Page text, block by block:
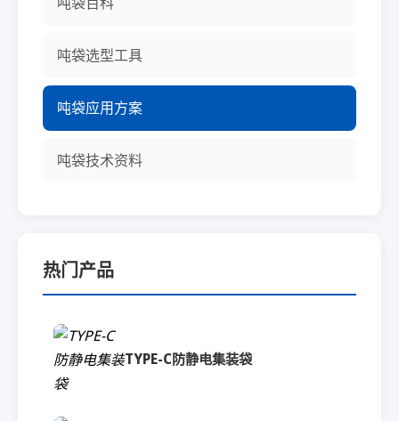
吨袋选型工具
吨袋应用方案
吨袋技术资料
热门产品
TYPE-C防静电集装袋